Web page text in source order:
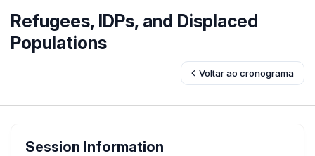
Refugees, IDPs, and Displaced
Populations
Voltar ao cronograma
Session Information